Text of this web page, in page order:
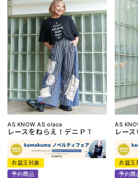
AS KNOW AS olaca
レースをねらえ！デニＰＴ
お盆玉対象
予約商品
AS
レー
お盆玉
予約商